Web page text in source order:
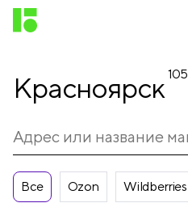
Красноярск 105
Все Ozon Wildberries